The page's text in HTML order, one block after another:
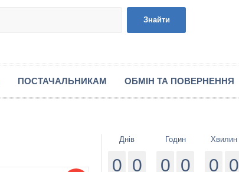
Знайти
ПОСТАЧАЛЬНИКАМ ОБМІН ТА ПОВЕРНЕННЯ
Днів
0 0
Годин
0 0
Хвилин
0 0